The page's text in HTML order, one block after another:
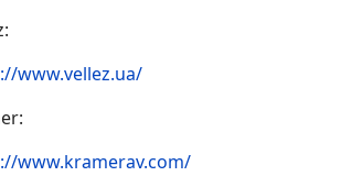
www.vellez.ua/
www.kramerav.com/